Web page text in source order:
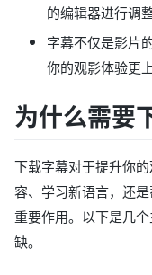
的编辑器进行调整
字幕不仅是影片
你的观影体验更
为什么需要
下载字幕对于提升你
容、学习新语言，还
重要作用。以下是几
缺。